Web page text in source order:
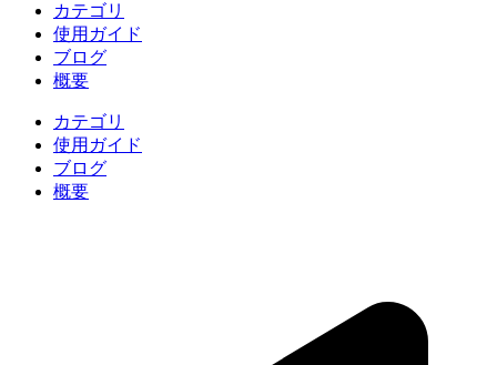
カテゴリ
使用ガイド
ブログ
概要
カテゴリ
使用ガイド
ブログ
概要